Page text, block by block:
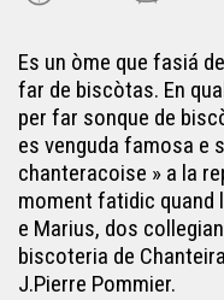
Es un òme que fasiá
far de biscòtas. En
per far sonque de
es venguda famosa e
chanteracoise » a la
moment fatidic quand
e Marius, dos
biscoteria de
J.Pierre Pommier.